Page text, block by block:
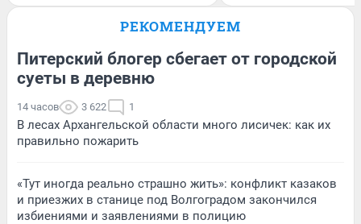
РЕКОМЕНДУЕМ
Питерский блогер сбегает от городской
суеты в деревню
14 часов 3 622 1
В лесах Архангельской области много лисичек: как их
правильно пожарить
«Тут иногда реально страшно жить»: конфликт казаков
и приезжих в станице под Волгоградом закончился
избиениями и заявлениями в полицию